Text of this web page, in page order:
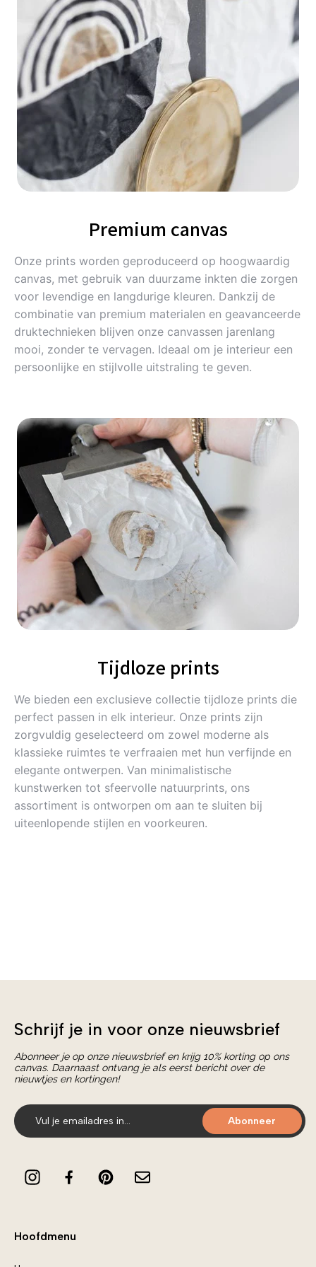
Premium canvas
Onze prints worden geproduceerd op hoogwaardig
canvas, met gebruik van duurzame inkten die zorgen
voor levendige en langdurige kleuren. Dankzij de
combinatie van premium materialen en geavanceerde
druktechnieken blijven onze canvassen jarenlang
mooi, zonder te vervagen. Ideaal om je interieur een
persoonlijke en stijlvolle uitstraling te geven.
Tijdloze prints
We bieden een exclusieve collectie tijdloze prints die
perfect passen in elk interieur. Onze prints zijn
zorgvuldig geselecteerd om zowel moderne als
klassieke ruimtes te verfraaien met hun verfijnde en
elegante ontwerpen. Van minimalistische
kunstwerken tot sfeervolle natuurprints, ons
assortiment is ontworpen om aan te sluiten bij
uiteenlopende stijlen en voorkeuren.
Schrijf je in voor onze nieuwsbrief
Abonneer je op onze nieuwsbrief en krijg 10% korting op ons
canvas. Daarnaast ontvang je als eerst bericht over de
nieuwtjes en kortingen!
Abonneer
Hoofdmenu